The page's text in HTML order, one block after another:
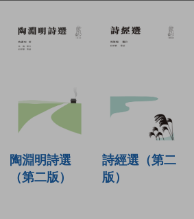
陶淵明詩選
（第二版）
詩經選（第二
版）